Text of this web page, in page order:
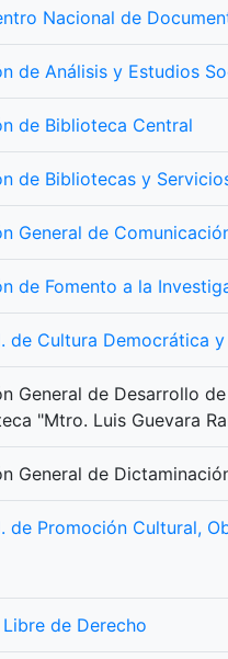
Nacional de
de Análisis y Estudios
de Biblioteca Central
de Bibliotecas y
General de
de Fomento a la
de Cultura Democrática
General de Desarrollo
"Mtro. Luis Guevara
General de
de Promoción Cultural,
Libre de Derecho